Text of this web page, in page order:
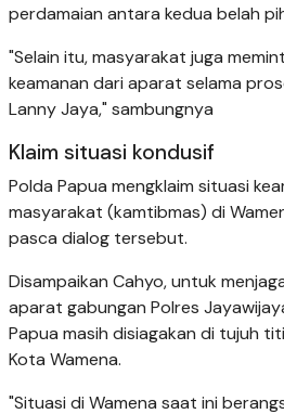
perdamaian antara kedua belah
"Selain itu, masyarakat juga
keamanan dari aparat selama
Lanny Jaya," sambungnya
Klaim situasi kondusif
Polda Papua mengklaim situasi
masyarakat (kamtibmas) di
pasca dialog tersebut.
Disampaikan Cahyo, untuk
aparat gabungan Polres
Papua masih disiagakan di tujuh
Kota Wamena.
"Situasi di Wamena saat ini